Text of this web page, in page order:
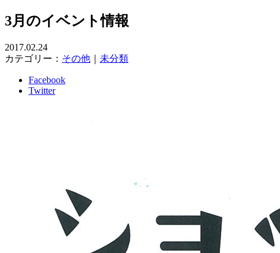
3月のイベント情報
2017.02.24
カテゴリー： その他 未分類
Facebook
Twitter